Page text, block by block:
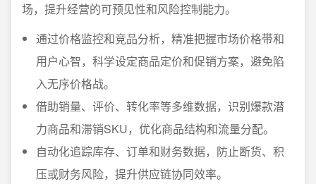
场，提升经营的可预见性和风险控制能力。
通过价格监控和竞品分析，精准把握市场价格带和
用户心智，科学设定商品定价和促销方案，避免陷
入无序价格战。
借助销量、评价、转化率等多维数据，识别爆款潜
力商品和滞销SKU，优化商品结构和流量分配。
自动化追踪库存、订单和财务数据，防止断货、积
压或财务风险，提升供应链协同效率。